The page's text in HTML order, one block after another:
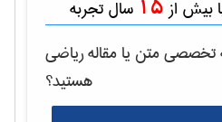
بیش از 15 سال تجربه
تخصصی متن یا مقالهرياضی
هستید؟